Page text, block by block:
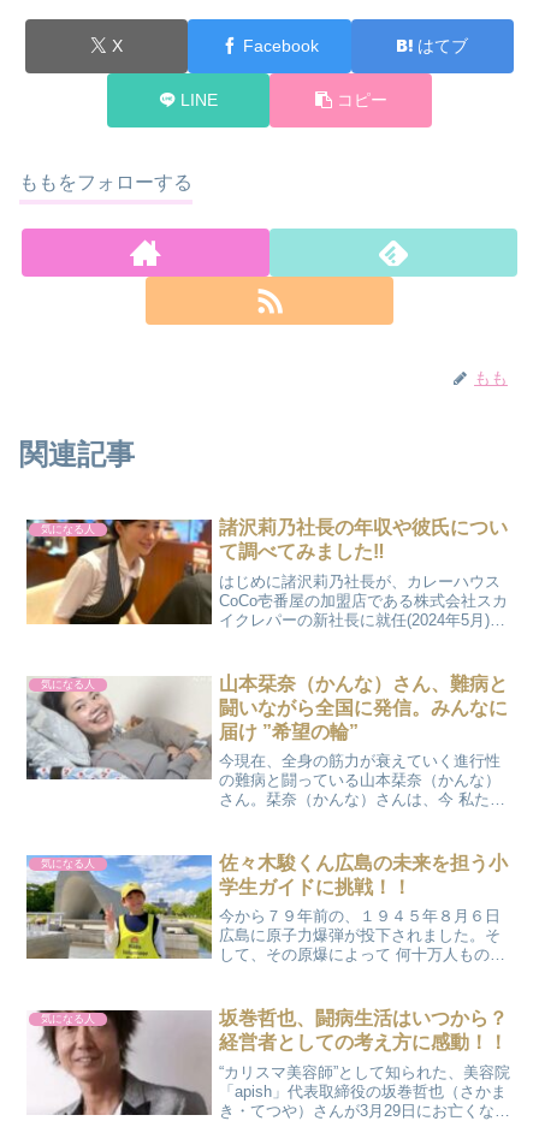
X Facebook はてブ
LINE コピー
ももをフォローする
もも
関連記事
気になる人
諸沢莉乃社長の年収や彼氏につい
て調べてみました‼
はじめに諸沢莉乃社長が、カレーハウス
CoCo壱番屋の加盟店である株式会社スカ
イクレパーの新社長に就任(2024年5月)し
いて調べてみました。こちらの記事も併
せてお読み...
気になる人
山本栞奈（かんな）さん、難病と
闘いながら全国に発信。みんなに
届け ”希望の輪”
今現在、全身の筋力が衰えていく進行性
の難病と闘っている山本栞奈（かんな）
さん。栞奈（かんな）さんは、今 私たち
生きて行こうね。と ”希望の輪” を届けて
くれているのだ...
気になる人
佐々木駿くん広島の未来を担う小
学生ガイドに挑戦！！
今から７９年前の、１９４５年８月６日
広島に原子力爆弾が投下されました。そ
して、その原爆によって 何十万人もの尊
史です。また、残された人々にも今も
尚、癒えることのない深い...
気になる人
坂巻哲也、闘病生活はいつから？
経営者としての考え方に感動！！
“カリスマ美容師”として知られた、美容院
「apish」代表取締役の坂巻哲也（さかま
き・てつや）さんが3月29日にお亡くなり